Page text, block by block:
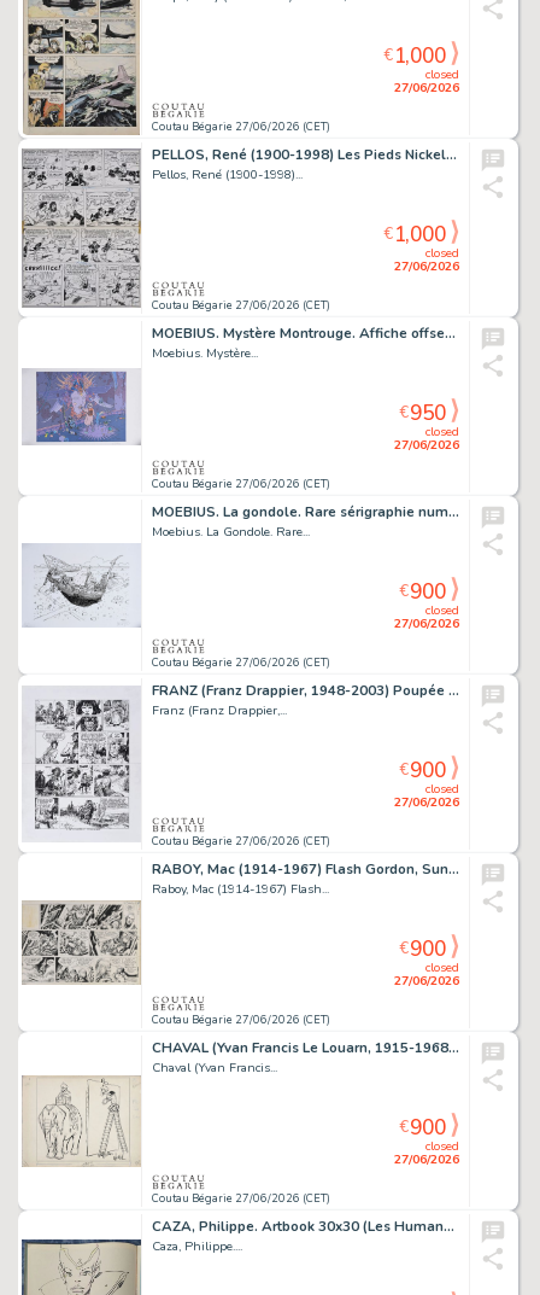
Coutau Bégarie 27/06/2026 (CET)
closed
27/06/2026
€1,000
PELLOS, René (1900-1998) Les Pieds Nickelés n°63,...
Pellos, René (1900-1998)...
Coutau Bégarie 27/06/2026 (CET)
closed
27/06/2026
€1,000
MOEBIUS. Mystère Montrouge. Affiche offset signée,...
Moebius. Mystère...
Coutau Bégarie 27/06/2026 (CET)
closed
27/06/2026
€950
MOEBIUS. La gondole. Rare sérigraphie numérotée /20...
Moebius. La Gondole. Rare...
Coutau Bégarie 27/06/2026 (CET)
closed
27/06/2026
€900
FRANZ (Franz Drappier, 1948-2003) Poupée d'ivoire,...
Franz (Franz Drappier,...
Coutau Bégarie 27/06/2026 (CET)
closed
27/06/2026
€900
RABOY, Mac (1914-1967) Flash Gordon, Sunday page du...
Raboy, Mac (1914-1967) Flash...
Coutau Bégarie 27/06/2026 (CET)
closed
27/06/2026
€900
CHAVAL (Yvan Francis Le Louarn, 1915-1968) Le portrait...
Chaval (Yvan Francis...
Coutau Bégarie 27/06/2026 (CET)
closed
27/06/2026
€900
CAZA, Philippe. Artbook 30x30 (Les Humanoïdes Associés,...
Caza, Philippe....